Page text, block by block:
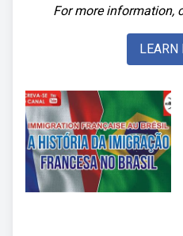
For more information,
LEARN